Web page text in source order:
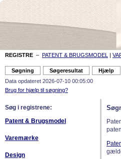
REGISTRE – PATENT & BRUGSMODEL |
Data opdateret 2026-07-10 00:05:00
Brug for hjælp til søgning?
Søg i registrene:
Patent & Brugsmodel
Varemærke
Design